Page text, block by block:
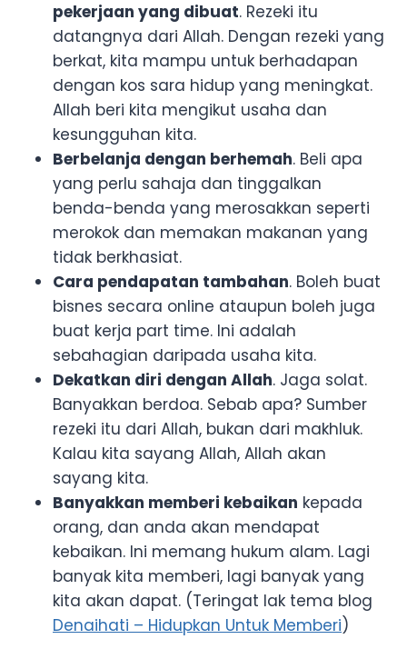
pekerjaan yang dibuat. Rezeki itu
datangnya dari Allah. Dengan rezeki yang
berkat, kita mampu untuk berhadapan
dengan kos sara hidup yang meningkat.
Allah beri kita mengikut usaha dan
kesungguhan kita.
Berbelanja dengan berhemah. Beli apa
yang perlu sahaja dan tinggalkan
benda-benda yang merosakkan seperti
merokok dan memakan makanan yang
tidak berkhasiat.
Cara pendapatan tambahan. Boleh buat
bisnes secara online ataupun boleh juga
buat kerja part time. Ini adalah
sebahagian daripada usaha kita.
Dekatkan diri dengan Allah. Jaga solat.
Banyakkan berdoa. Sebab apa? Sumber
rezeki itu dari Allah, bukan dari makhluk.
Kalau kita sayang Allah, Allah akan
sayang kita.
Banyakkan memberi kebaikan kepada
orang, dan anda akan mendapat
kebaikan. Ini memang hukum alam. Lagi
banyak kita memberi, lagi banyak yang
kita akan dapat. (Teringat lak tema blog
Denaihati – Hidupkan Untuk Memberi)